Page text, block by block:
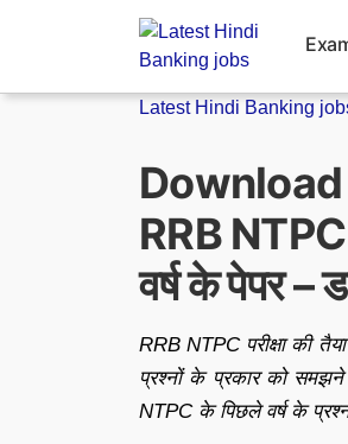
Latest Hindi Banking
RRB
वर्ष के पेपर –
RRB NTPC परीक्षा की
प्रश्नों के प्रकार को
NTPC के पिछले वर्ष के